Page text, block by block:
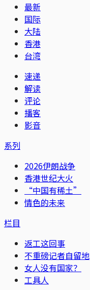
最新
国际
大陆
香港
台湾
速递
解读
评论
播客
影音
系列
2026伊朗战争
香港世纪大火
“中国有稀土”
情色的未来
栏目
返工这回事
不重磅记者自留地
女人没有国家？
工具人